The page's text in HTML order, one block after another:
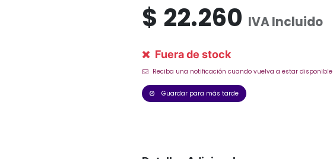
$ 22.260 IVA Incluido
Fuera de stock
Reciba una notificación cuando vuelva a estar disponible
Guardar para más tarde